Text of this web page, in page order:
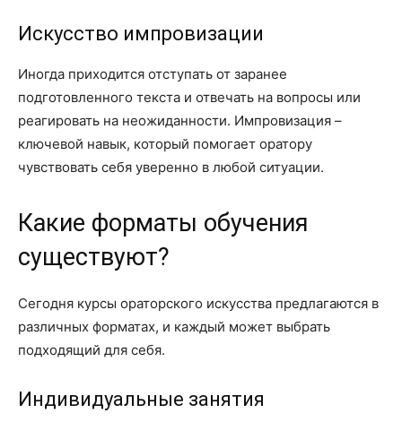
Искусство импровизации
Иногда приходится отступать от заранее
подготовленного текста и отвечать на вопросы или
реагировать на неожиданности. Импровизация –
ключевой навык, который помогает оратору
чувствовать себя уверенно в любой ситуации.
Какие форматы обучения
существуют?
Сегодня курсы ораторского искусства предлагаются в
различных форматах, и каждый может выбрать
подходящий для себя.
Индивидуальные занятия